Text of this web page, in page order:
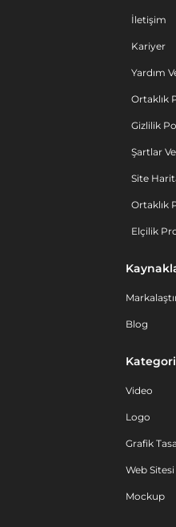
İletişim
Kariyer
Yardım
Ortaklık
Gizlilik
Şartlar
Site
Ortaklık
Elçilik
Blog
Video
Logo
Grafik
Web Sitesi
Mockup